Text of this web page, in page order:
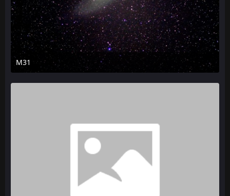
M31
13. August 2012 um 18:42